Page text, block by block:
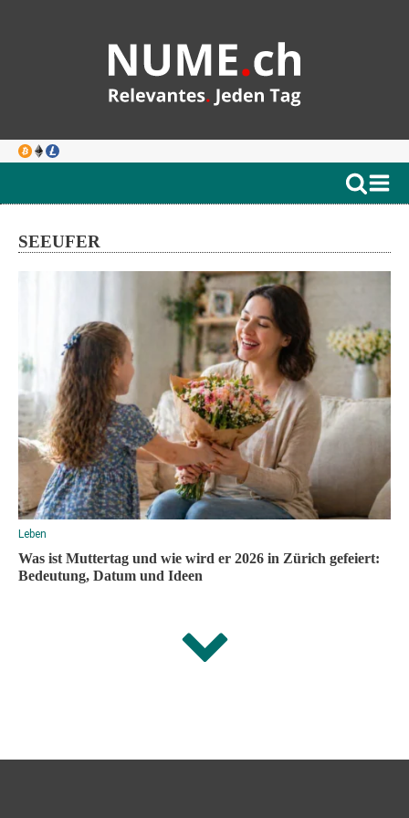
SEEUFER
Leben
Was ist Muttertag und wie wird er 2026 in Zürich gefeiert:
Bedeutung, Datum und Ideen